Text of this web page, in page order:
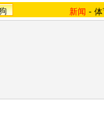
新闻 -